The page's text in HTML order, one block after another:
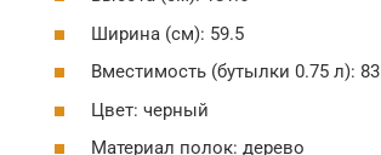
Ширина (см): 59.5
Вместимость (бутылки 0.75 л): 83
Цвет: черный
Материал полок: дерево